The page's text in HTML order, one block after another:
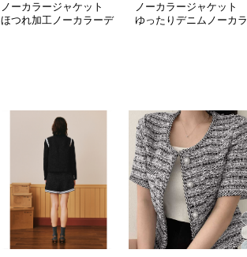
ノーカラージャケット
ほつれ加工ノーカラーデ
ノーカラージャケット
ゆったりデニムノーカラ